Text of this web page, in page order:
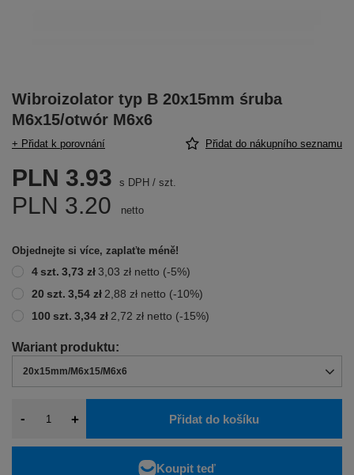
Wibroizolator typ B 20x15mm śruba
M6x15/otwór M6x6
+ Přidat k porovnání Přidat do nákupního seznamu
20x15mm/M6x15/M6x6
- + Přidat do košíku
PLN 3.93 s DPH / szt.
PLN 3.20 netto
Objednejte si více, zaplaťte méně!
4szt. 3,73 zł3,03 zł netto (-5%)
20 szt. 3,54 zł 2,88 zł netto (-10%)
100 szt. 3,34 zł 2,72 zł netto (-15%)